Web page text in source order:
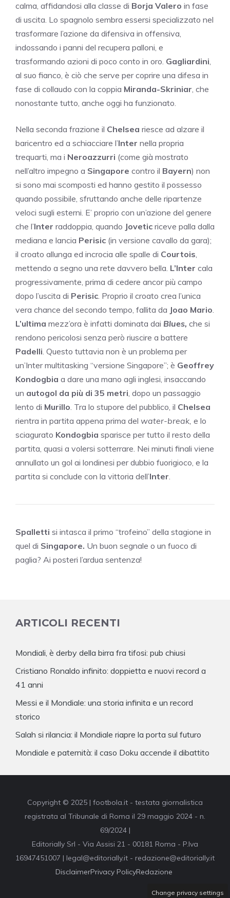
calma, affidandosi alla classe di Borja Valero in fase
di uscita. Lo spagnolo sembra essersi specializzato nel
trasformare l’azione da difensiva in offensiva,
indossando i panni del recupera palloni, e
trasformando azioni di poco conto in oro. Gagliardini,
al suo fianco, è ciò che serve per coprire una difesa in
fase di collaudo con la coppia Miranda-Skriniar, che
nonostante tutto, anche oggi ha funzionato.
Nella seconda frazione il Chelsea riesce ad alzare il
baricentro ed a schiacciare l’Inter nella propria
trequarti, ma i Neroazzurri (come già mostrato
nell’altro impegno a Singapore contro il Bayern) non
si sono mai scomposti ed hanno gestito il possesso
quando possibile, sfruttando anche delle ripartenze
veloci sugli esterni. E’ proprio con un’azione del genere
che l’Inter raddoppia, quando Jovetic riceve palla dalla
mediana e lancia Perisic (in versione cavallo da gara);
il croato allunga ed incrocia alle spalle di Courtois,
mettendo a segno una rete davvero bella. L’Inter cala
progressivamente, prima di cedere ancor più campo
dopo l’uscita di Perisic. Proprio il croato crea l’unica
vera chance del secondo tempo, fallita da Joao Mario.
L’ultima mezz’ora è infatti dominata dai Blues, che si
rendono pericolosi senza però riuscire a battere
Padelli. Questo tuttavia non è un problema per
un’Inter multitasking “versione Singapore”; è Geoffrey
Kondogbia a dare una mano agli inglesi, insaccando
un autogol da più di 35 metri, dopo un passaggio
lento di Murillo. Tra lo stupore del pubblico, il Chelsea
rientra in partita appena prima del water-break, e lo
sciagurato Kondogbia sparisce per tutto il resto della
partita, quasi a volersi sotterrare. Nei minuti finali viene
annullato un gol ai londinesi per dubbio fuorigioco, e la
partita si conclude con la vittoria dell’Inter.
Spalletti si intasca il primo “trofeino” della stagione in
quel di Singapore. Un buon segnale o un fuoco di
paglia? Ai posteri l’ardua sentenza!
ARTICOLI RECENTI
Mondiali, è derby della birra fra tifosi: pub chiusi
Cristiano Ronaldo infinito: doppietta e nuovi record a
41 anni
Messi e il Mondiale: una storia infinita e un record
storico
Salah si rilancia: il Mondiale riapre la porta sul futuro
Mondiale e paternità: il caso Doku accende il dibattito
Copyright © 2025 | footbola.it - testata giornalistica
registrata al Tribunale di Roma il 29 maggio 2024 - n.
69/2024 |
Editorially Srl - Via Assisi 21 - 00181 Roma - P.Iva
16947451007 | legal@editorially.it - redazione@editorially.it
DisclaimerPrivacy PolicyRedazione
Change privacy settings